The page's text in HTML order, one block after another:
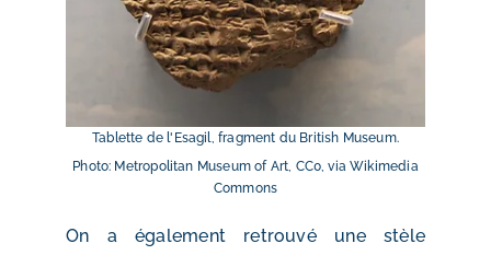
Tablette de l'Esagil, fragment du British Museum.
Photo: Metropolitan Museum of Art, CC0, via Wikimedia
Commons
On a également retrouvé une stèle